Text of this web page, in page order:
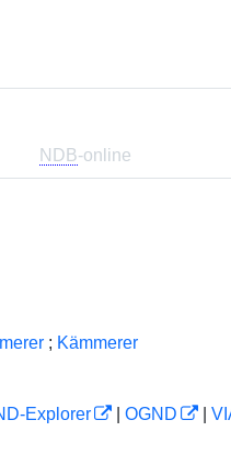
NDB-online
; Kämmerer
Explorer OGND